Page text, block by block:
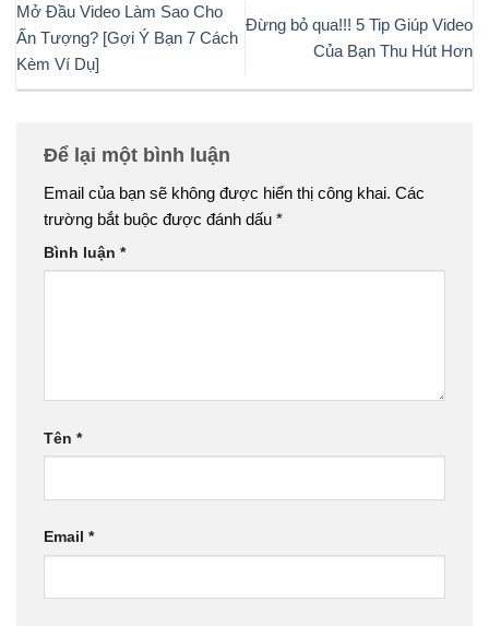
Mở Đầu Video Làm Sao Cho
Ấn Tượng? [Gợi Ý Bạn 7 Cách
Kèm Ví Dụ]
Đừng bỏ qua!!! 5 Tip Giúp Video
Của Bạn Thu Hút Hơn
Để lại một bình luận
Email của bạn sẽ không được hiển thị công khai. Các
trường bắt buộc được đánh dấu *
Bình luận *
Tên *
Email *